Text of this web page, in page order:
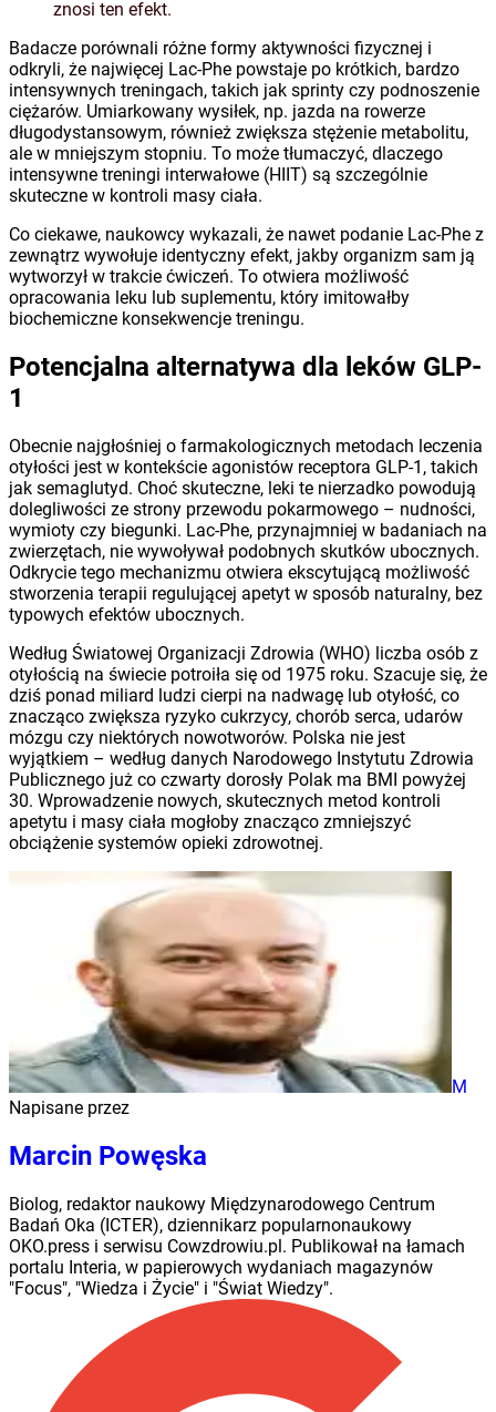
znosi ten efekt.
Badacze porównali różne formy aktywności fizycznej i
odkryli, że najwięcej Lac-Phe powstaje po krótkich, bardzo
intensywnych treningach, takich jak sprinty czy podnoszenie
ciężarów. Umiarkowany wysiłek, np. jazda na rowerze
długodystansowym, również zwiększa stężenie metabolitu,
ale w mniejszym stopniu. To może tłumaczyć, dlaczego
intensywne treningi interwałowe (HIIT) są szczególnie
skuteczne w kontroli masy ciała.
Co ciekawe, naukowcy wykazali, że nawet podanie Lac-Phe z
zewnątrz wywołuje identyczny efekt, jakby organizm sam ją
wytworzył w trakcie ćwiczeń. To otwiera możliwość
opracowania leku lub suplementu, który imitowałby
biochemiczne konsekwencje treningu.
Potencjalna alternatywa dla leków GLP-
1
Obecnie najgłośniej o farmakologicznych metodach leczenia
otyłości jest w kontekście agonistów receptora GLP-1, takich
jak semaglutyd. Choć skuteczne, leki te nierzadko powodują
dolegliwości ze strony przewodu pokarmowego – nudności,
wymioty czy biegunki. Lac-Phe, przynajmniej w badaniach na
zwierzętach, nie wywoływał podobnych skutków ubocznych.
Odkrycie tego mechanizmu otwiera ekscytującą możliwość
stworzenia terapii regulującej apetyt w sposób naturalny, bez
typowych efektów ubocznych.
Według Światowej Organizacji Zdrowia (WHO) liczba osób z
otyłością na świecie potroiła się od 1975 roku. Szacuje się, że
dziś ponad miliard ludzi cierpi na nadwagę lub otyłość, co
znacząco zwiększa ryzyko cukrzycy, chorób serca, udarów
mózgu czy niektórych nowotworów. Polska nie jest
wyjątkiem – według danych Narodowego Instytutu Zdrowia
Publicznego już co czwarty dorosły Polak ma BMI powyżej
30. Wprowadzenie nowych, skutecznych metod kontroli
apetytu i masy ciała mogłoby znacząco zmniejszyć
obciążenie systemów opieki zdrowotnej.
M
Napisane przez
Marcin Powęska
Biolog, redaktor naukowy Międzynarodowego Centrum
Badań Oka (ICTER), dziennikarz popularnonaukowy
OKO.press i serwisu Cowzdrowiu.pl. Publikował na łamach
portalu Interia, w papierowych wydaniach magazynów
"Focus", "Wiedza i Życie" i "Świat Wiedzy".